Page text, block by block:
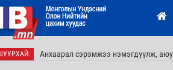
Анхаарал сэрэмжээ нэмэгдүүлж,